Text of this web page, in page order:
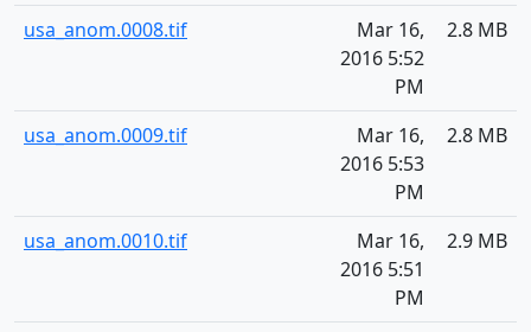
usa_anom.0008.tif
Mar 16,
2016 5:52
PM
2.8 MB
usa_anom.0009.tif
Mar 16,
2016 5:53
PM
2.8 MB
usa_anom.0010.tif
Mar 16,
2016 5:51
PM
2.9 MB